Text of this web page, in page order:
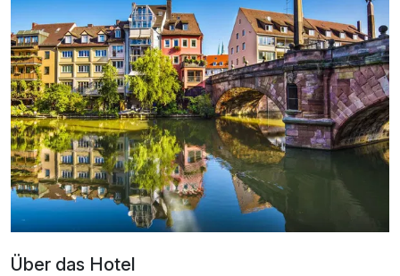
Für 2 Tage p.P. ab84,50 €
Über das Hotel